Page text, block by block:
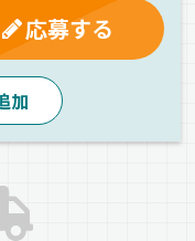
有給休暇
制度
雇用保険
送迎バス
客
バス
応募する
加